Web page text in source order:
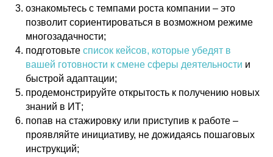
ознакомьтесь с темпами роста компании – это
позволит сориентироваться в возможном режиме
многозадачности;
подготовьте список кейсов, которые убедят в
вашей готовности к смене сферы деятельности и
быстрой адаптации;
продемонстрируйте открытость к получению новых
знаний в ИТ;
попав на стажировку или приступив к работе –
проявляйте инициативу, не дожидаясь пошаговых
инструкций;